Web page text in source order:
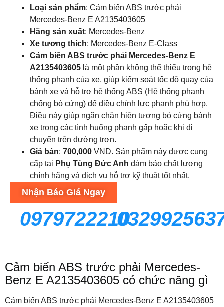
Loại sản phẩm: Cảm biến ABS trước phải
Mercedes-Benz E A2135403605
Hãng sản xuất: Mercedes-Benz
Xe tương thích: Mercedes-Benz E-Class
Cảm biến ABS trước phải Mercedes-Benz E
A2135403605 là một phần không thể thiếu trong hệ
thống phanh của xe, giúp kiểm soát tốc độ quay của
bánh xe và hỗ trợ hệ thống ABS (Hệ thống phanh
chống bó cứng) để điều chỉnh lực phanh phù hợp.
Điều này giúp ngăn chặn hiện tượng bó cứng bánh
xe trong các tình huống phanh gấp hoặc khi di
chuyển trên đường trơn.
Giá bán: 700,000 VND. Sản phẩm này được cung
cấp tại Phụ Tùng Đức Anh đảm bảo chất lượng
chính hãng và dịch vụ hỗ trợ kỹ thuật tốt nhất.
Nhận Báo Giá Ngay
0979722210
Cảm biến ABS trước phải Mercedes-
Benz E A2135403605 có chức năng gì
Cảm biến ABS trước phải Mercedes-Benz E A2135403605